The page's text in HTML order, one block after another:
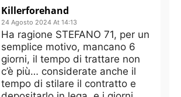
Killerforehand
24 Agosto 2024 At 14:13
Ha ragione STEFANO 71, per un
semplice motivo, mancano 6
giorni, il tempo di trattare non
c’è più… considerate anche il
tempo di stilare il contratto e